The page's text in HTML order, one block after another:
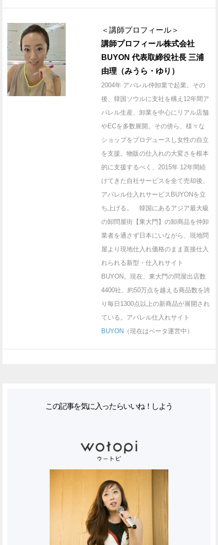
＜講師プロフィール＞
講師プロフィール株式会社
BUYON 代表取締役社長 三浦
由理（みうら・ゆり）
2004年 アパレル仲卸業で起業。その
後、韓国ソウルに支社を構え12年間ア
パレル生産、卸業を中心にリアル店舗
やECを多数展開。その傍ら、様々な
ショップをプロデュースし女性の自立
を支援。物販の仕入れの大変さを根本
的に支援するべく、2015年 12年間続
けてきた自社サービスを全て売却後、
アパレル仕入れサービスBUYONを立
ち上げる。 韓国にあるアジア最大級
の卸問屋街【東大門】の卸商品を仲卸
業者を通さず日本にいながら、現地問
屋より現地仕入れ価格のまま直接仕入
れられる新型・仕入れサイト
BUYON。現在、東大門の問屋出店数
4400社、約50万点を越える商品数を誇
り毎日1300点以上の新商品が展開され
ている。アパレル仕入れサイト
BUYON （現在はベータ運営中）
この記事を気に入ったらいいね！しよう